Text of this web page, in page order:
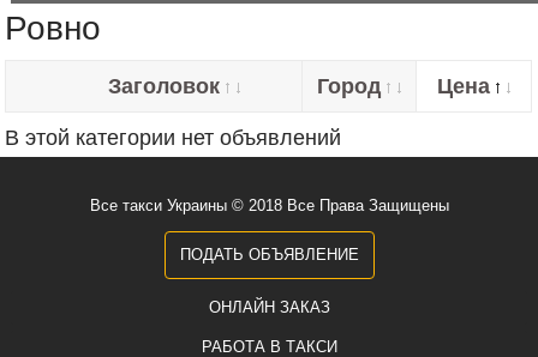
Ровно
Заголовок Город Цена
В этой категории нет объявлений
Все такси Украины © 2018 Все Права Защищены
ПОДАТЬ ОБЪЯВЛЕНИЕ
ОНЛАЙН ЗАКАЗ
РАБОТА В ТАКСИ